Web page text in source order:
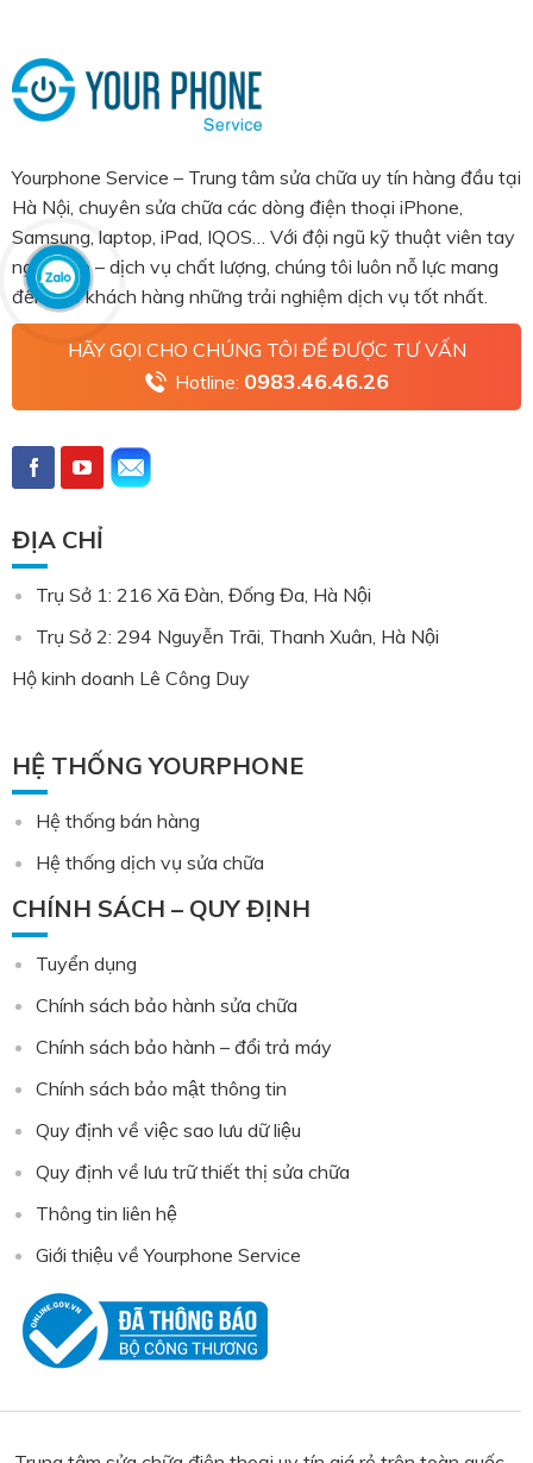
Yourphone Service – Trung tâm sửa chữa uy tín hàng đầu tại
Hà Nội, chuyên sửa chữa các dòng điện thoại iPhone,
Samsung, laptop, iPad, IQOS… Với đội ngũ kỹ thuật viên tay
nghề cao – dịch vụ chất lượng, chúng tôi luôn nỗ lực mang
đến cho khách hàng những trải nghiệm dịch vụ tốt nhất.
HÃY GỌI CHO CHÚNG TÔI ĐỂ ĐƯỢC TƯ VẤN
Hotline: 0983.46.46.26
ĐỊA CHỈ
Trụ Sở 1: 216 Xã Đàn, Đống Đa, Hà Nội
Trụ Sở 2: 294 Nguyễn Trãi, Thanh Xuân, Hà Nội
Hộ kinh doanh Lê Công Duy
HỆ THỐNG YOURPHONE
Hệ thống bán hàng
Hệ thống dịch vụ sửa chữa
CHÍNH SÁCH – QUY ĐỊNH
Tuyển dụng
Chính sách bảo hành sửa chữa
Chính sách bảo hành – đổi trả máy
Chính sách bảo mật thông tin
Quy định về việc sao lưu dữ liệu
Quy định về lưu trữ thiết thị sửa chữa
Thông tin liên hệ
Giới thiệu về Yourphone Service